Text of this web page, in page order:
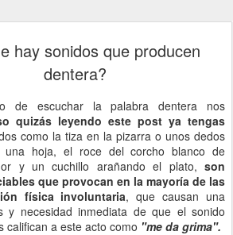
hay sonidos que producen
dentera?
de escuchar la palabra dentera nos
quizás leyendo este post ya tengas
como la tiza en la pizarra o unos dedos
hoja, el roce del corcho blanco de
y un cuchillo arañando el plato, son
que provocan en la mayoría de las
física involuntaria, que causan una
y necesidad inmediata de que el sonido
califican a este acto como "me da grima".